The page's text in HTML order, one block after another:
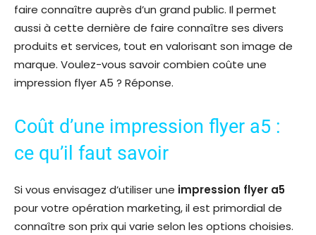
faire connaître auprès d’un grand public. Il permet
aussi à cette dernière de faire connaître ses divers
produits et services, tout en valorisant son image de
marque. Voulez-vous savoir combien coûte une
impression flyer A5 ? Réponse.
Coût d’une impression flyer a5 :
ce qu’il faut savoir
Si vous envisagez d’utiliser une impression flyer a5
pour votre opération marketing, il est primordial de
connaître son prix qui varie selon les options choisies.